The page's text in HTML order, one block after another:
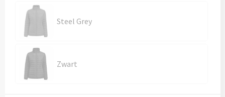
Ondergoed, Sokken en Nachtkleding
Vesten
Bivakmuts test
Steel Grey
Zwart